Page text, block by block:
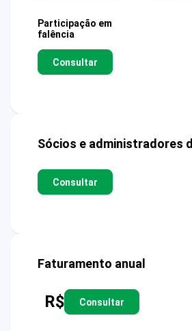
Participação em
falência
Consultar
Sócios e administradores
Consultar
Faturamento anual
R$ Consultar